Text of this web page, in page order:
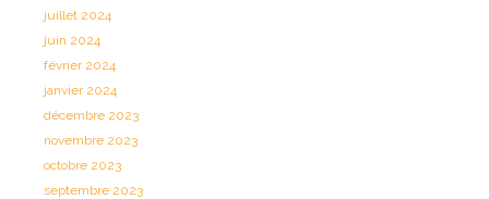
juillet 2024
juin 2024
février 2024
janvier 2024
décembre 2023
novembre 2023
octobre 2023
septembre 2023